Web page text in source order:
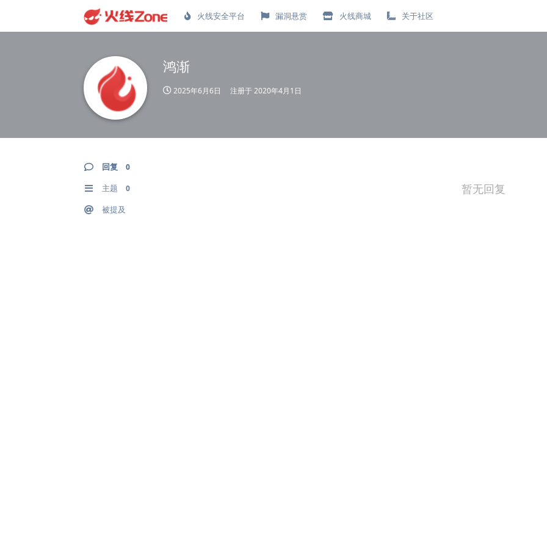
火线安全平台 漏洞悬赏 火线商城 关于社区
鸿渐
2025年6月6日 注册于2020年4月1日
回复 0
主题 0
被提及
暂无回复